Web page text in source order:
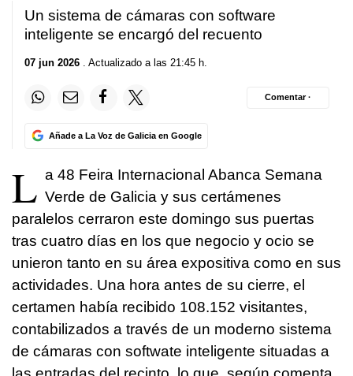
Un sistema de cámaras con software
inteligente se encargó del recuento
07 jun 2026 . Actualizado a las 21:45 h.
Añade a La Voz de Galicia en Google
Comentar ·
L a 48 Feira Internacional Abanca Semana
Verde de Galicia y sus certámenes
paralelos cerraron este domingo sus puertas
tras cuatro días en los que negocio y ocio se
unieron tanto en su área expositiva como en sus
actividades. Una hora antes de su cierre, el
certamen había recibido 108.152 visitantes,
contabilizados a través de un moderno sistema
de cámaras con softwate inteligente situadas a